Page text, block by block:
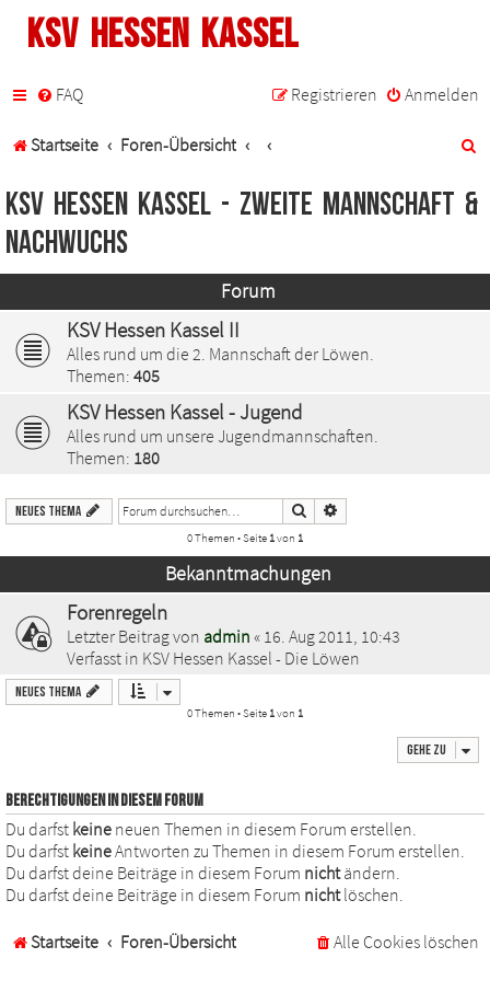
KSV Hessen Kassel
FAQ Anmelden
Registrieren
Startseite Foren-Übersicht
KSV Hessen Kassel - Zweite Mannschaft &
Nachwuchs
Forum
KSV Hessen Kassel II
Alles rund um die 2. Mannschaft der Löwen.
Themen: 405
KSV Hessen Kassel - Jugend
Alles rund um unsere Jugendmannschaften.
Themen: 180
Neues Thema Suche
0 Themen • Seite 1von 1
Bekanntmachungen
Forenregeln
Letzter Beitrag von admin « 16. Aug 2011, 10:43
Verfasst in KSV Hessen Kassel - Die Löwen
Neues Thema
0 Themen • Seite 1von 1
Gehe zu
BERECHTIGUNGEN IN DIESEM FORUM
Du darfst keine neuen Themen in diesem Forum erstellen.
Du darfst keineAntworten zu Themen in diesem Forum erstellen.
Du darfst deine Beiträge in diesem Forum nichtändern.
Du darfst deine Beiträge in diesem Forum nichtlöschen.
Startseite Foren-Übersicht Alle Cookies löschen